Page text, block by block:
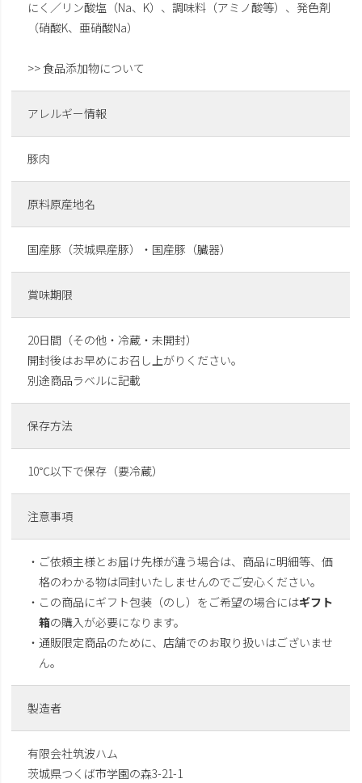
にく／リン酸塩（Na、K）、調味料（アミノ酸等）、発色剤
（硝酸K、亜硝酸Na）
>> 食品添加物について
アレルギー情報
豚肉
原料原産地名
国産豚（茨城県産豚）・国産豚（臓器）
賞味期限
20日間（その他・冷蔵・未開封）
開封後はお早めにお召し上がりください。
別途商品ラベルに記載
保存方法
10℃以下で保存（要冷蔵）
注意事項
・ご依頼主様とお届け先様が違う場合は、商品に明細等、価
格のわかる物は同封いたしませんのでご安心ください。
・この商品にギフト包装（のし）をご希望の場合にはギフト
箱の購入が必要になります。
・通販限定商品のために、店舗でのお取り扱いはございませ
ん。
製造者
有限会社筑波ハム
茨城県つくば市学園の森3-21-1